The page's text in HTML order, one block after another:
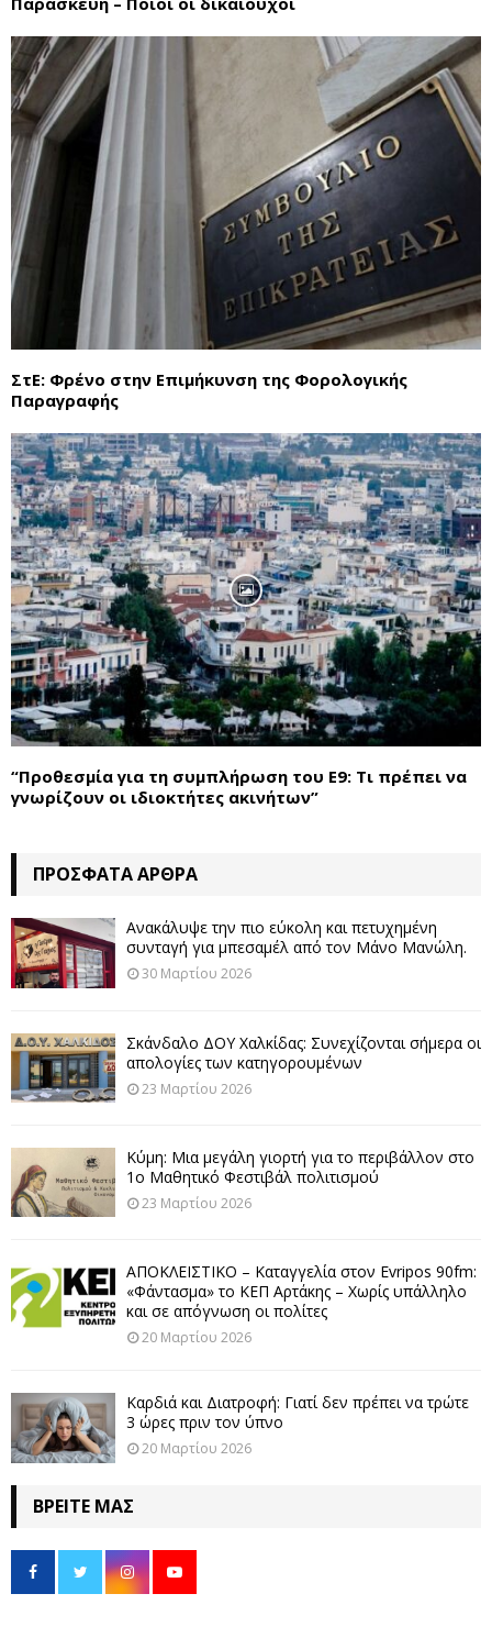
ΣτΕ: Φρένο στην Επιμήκυνση της Φορολογικής
Παραγραφής
“Προθεσμία για τη συμπλήρωση του Ε9: Τι πρέπει να
γνωρίζουν οι ιδιοκτήτες ακινήτων”
ΠΡΌΣΦΑΤΑ ΆΡΘΡΑ
Ανακάλυψε την πιο εύκολη και πετυχημένη
συνταγή για μπεσαμέλ από τον Μάνο Μανώλη.
30 Μαρτίου 2026
Σκάνδαλο ΔΟΥ Χαλκίδας: Συνεχίζονται σήμερα οι
απολογίες των κατηγορουμένων
23 Μαρτίου 2026
Κύμη: Μια μεγάλη γιορτή για το περιβάλλον στο
1ο Μαθητικό Φεστιβάλ πολιτισμού
23 Μαρτίου 2026
ΑΠΟΚΛΕΙΣΤΙΚΟ – Καταγγελία στον Evripos 90fm:
«Φάντασμα» το ΚΕΠ Αρτάκης – Χωρίς υπάλληλο
και σε απόγνωση οι πολίτες
20 Μαρτίου 2026
Καρδιά και Διατροφή: Γιατί δεν πρέπει να τρώτε
3 ώρες πριν τον ύπνο
20 Μαρτίου 2026
ΒΡΕΊΤΕ ΜΑΣ